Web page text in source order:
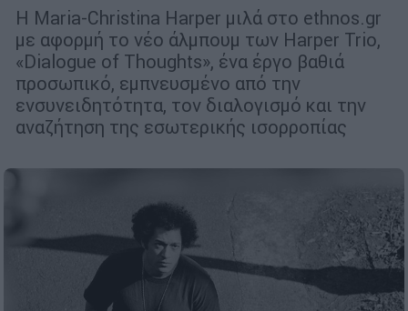
Η Maria-Christina Harper μιλά στο ethnos.gr
με αφορμή το νέο άλμπουμ των Harper Trio,
«Dialogue of Thoughts», ένα έργο βαθιά
προσωπικό, εμπνευσμένο από την
ενσυνειδητότητα, τον διαλογισμό και την
αναζήτηση της εσωτερικής ισορροπίας